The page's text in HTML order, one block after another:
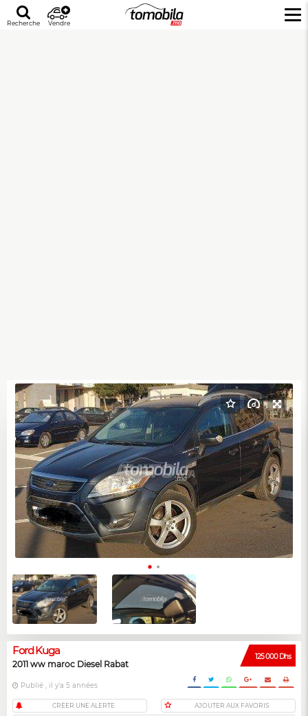
Recherche Vendre
125 000 Dhs
Ford Kuga
2011 ww maroc Diesel Rabat
Publié , il y'a 5 années
CRÉER UNE ALERTE AJOUTER AUX FAVORIS